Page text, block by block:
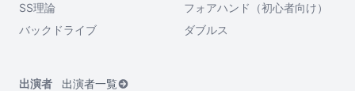
SS理論
フォアハンド（初心者向け）
バックドライブ
ダブルス
出演者
出演者一覧